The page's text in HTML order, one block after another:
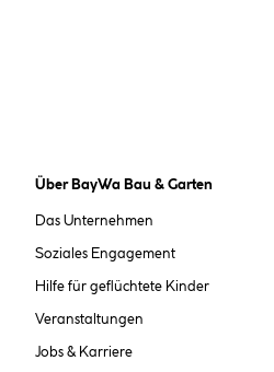
Über BayWa Bau & Garten
Das Unternehmen
Soziales Engagement
Hilfe für geflüchtete Kinder
Veranstaltungen
Jobs & Karriere